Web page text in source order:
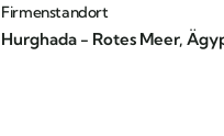
Firmenstandort
Hurghada - Rotes Meer,